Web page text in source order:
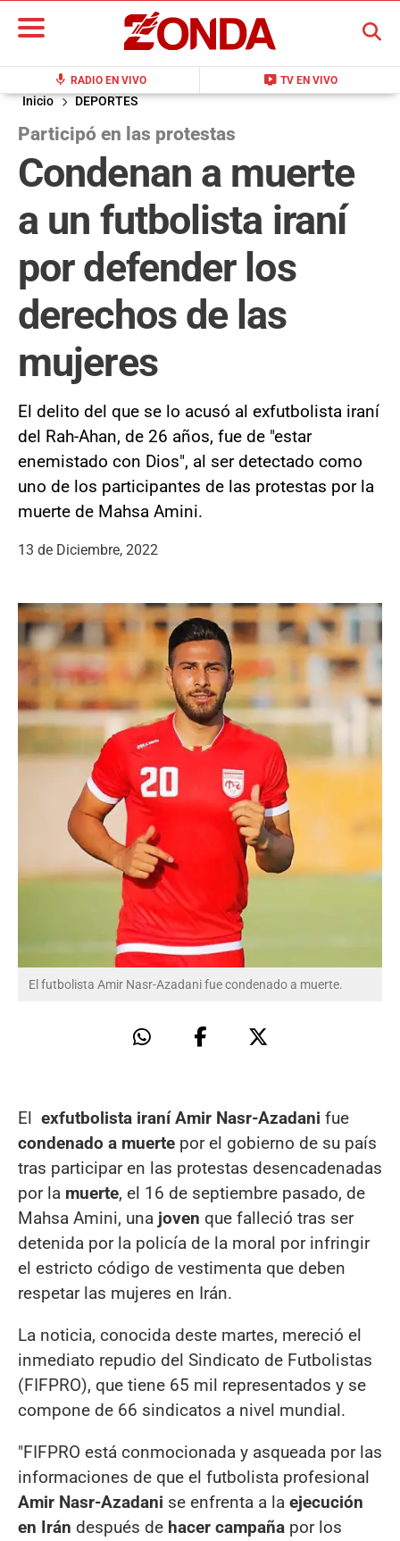
mic RADIO EN VIVO live_tv TV EN VIVO
BUSCAR
Inicio DEPORTES
Participó en las protestas
Condenan a muerte
a un futbolista iraní
por defender los
derechos de las
mujeres
El delito del que se lo acusó al exfutbolista iraní
del Rah-Ahan, de 26 años, fue de "estar
enemistado con Dios", al ser detectado como
uno de los participantes de las protestas por la
muerte de Mahsa Amini.
13 de Diciembre, 2022
El futbolista Amir Nasr-Azadani fue condenado a muerte.
El exfutbolista iraní Amir Nasr-Azadani fue
condenado a muerte por el gobierno de su país
tras participar en las protestas desencadenadas
por la muerte, el 16 de septiembre pasado, de
Mahsa Amini, una joven que falleció tras ser
detenida por la policía de la moral por infringir
el estricto código de vestimenta que deben
respetar las mujeres en Irán.
La noticia, conocida deste martes, mereció el
inmediato repudio del Sindicato de Futbolistas
(FIFPRO), que tiene 65 mil representados y se
compone de 66 sindicatos a nivel mundial.
"FIFPRO está conmocionada y asqueada por las
informaciones de que el futbolista profesional
Amir Nasr-Azadani se enfrenta a la ejecución
en Irán después de hacer campaña por los